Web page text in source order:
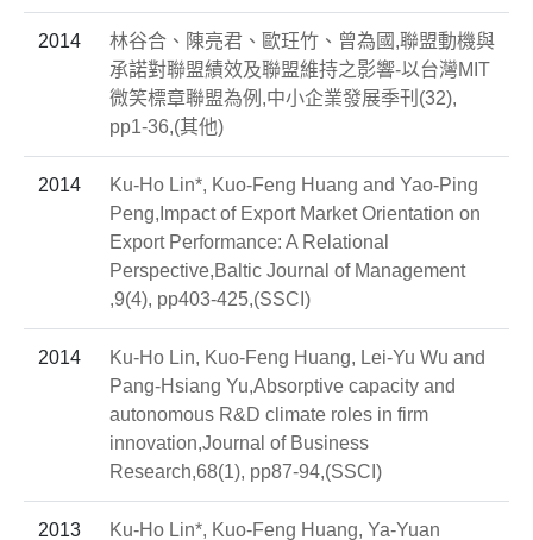
2014
林谷合、陳亮君、歐玨竹、曾為國,聯盟動機與
承諾對聯盟績效及聯盟維持之影響-以台灣MIT
微笑標章聯盟為例,中小企業發展季刊(32),
pp1-36,(其他)
2014
Ku-Ho Lin*, Kuo-Feng Huang and Yao-Ping
Peng,Impact of Export Market Orientation on
Export Performance: A Relational
Perspective,Baltic Journal of Management
,9(4), pp403-425,(SSCI)
2014
Ku-Ho Lin, Kuo-Feng Huang, Lei-Yu Wu and
Pang-Hsiang Yu,Absorptive capacity and
autonomous R&D climate roles in firm
innovation,Journal of Business
Research,68(1), pp87-94,(SSCI)
2013
Ku-Ho Lin*, Kuo-Feng Huang, Ya-Yuan